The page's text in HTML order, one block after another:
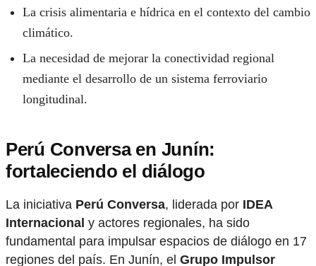
La crisis alimentaria e hídrica en el contexto del cambio
climático.
La necesidad de mejorar la conectividad regional
mediante el desarrollo de un sistema ferroviario
longitudinal.
Perú Conversa en Junín:
fortaleciendo el diálogo
La iniciativa Perú Conversa, liderada por IDEA
Internacional y actores regionales, ha sido
fundamental para impulsar espacios de diálogo en 17
regiones del país. En Junín, el Grupo Impulsor